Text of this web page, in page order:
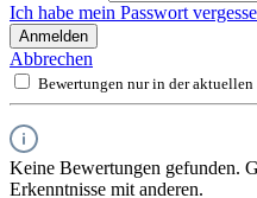
Ich habe mein Passwort
Anmelden
Abbrechen
Bewertungen nur in der aktuellen
Keine Bewertungen gefunden.
Erkenntnisse mit anderen.